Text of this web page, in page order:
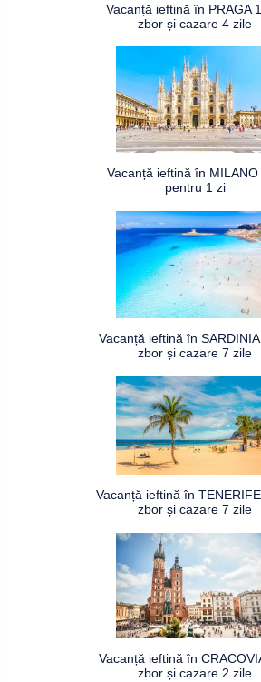
Vacanță ieftină în PRAGA
zbor și cazare 4 zile
Vacanță ieftină în
pentru 1 zi
Vacanță ieftină în
zbor și cazare 7 zile
Vacanță ieftină în
zbor și cazare 7 zile
Vacanță ieftină în
zbor și cazare 2 zile